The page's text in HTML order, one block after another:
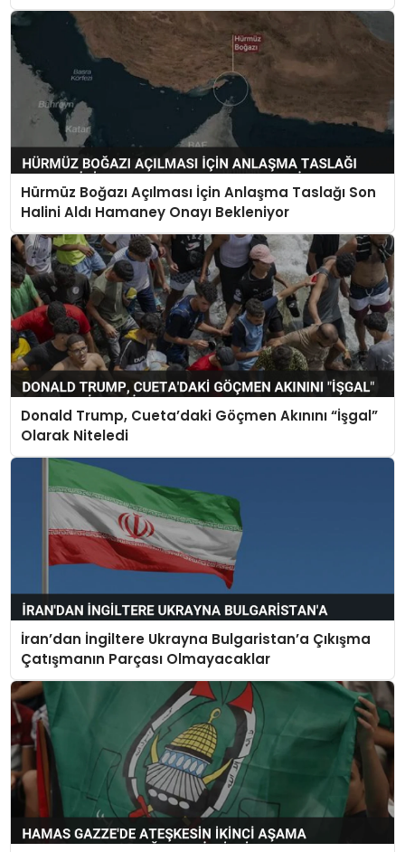
Hürmüz Boğazı Açılması İçin Anlaşma Taslağı Son
Halini Aldı Hamaney Onayı Bekleniyor
Donald Trump, Cueta’daki Göçmen Akınını “İşgal”
Olarak Niteledi
İran’dan İngiltere Ukrayna Bulgaristan’a Çıkışma
Çatışmanın Parçası Olmayacaklar